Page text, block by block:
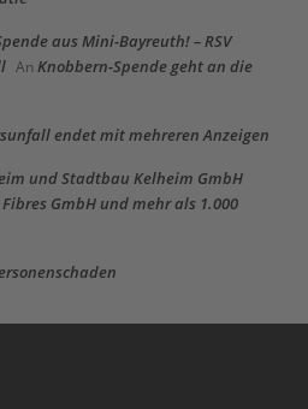
aus Mini-Bayreuth! – RSV
An Knobbern-Spende geht an die
endet mit mehreren Anzeigen
und Stadtbau Kelheim GmbH
GmbH und mehr als 1.000